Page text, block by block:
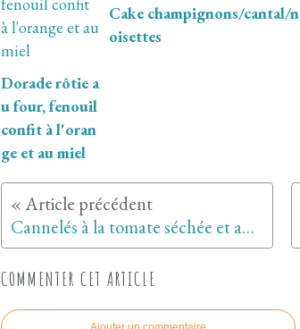
Dorade rôtie a
u four, fenouil
confit à l'oran
ge et au miel
Cake champignons/cantal/n
oisettes
Cannelés à la tomate séchée et au parmesan
COMMENTER CET ARTICLE